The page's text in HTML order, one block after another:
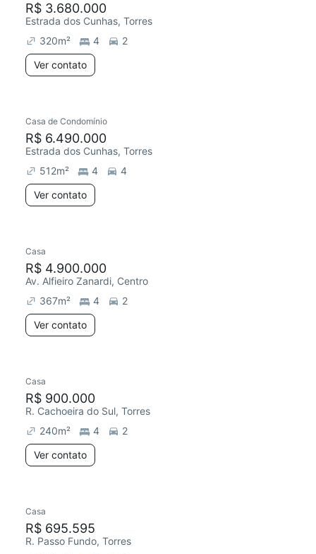
R$ 3.680.000
Estrada dos Cunhas, Torres
320m² 4
2
Ver contato
Casa de Condomínio
R$ 6.490.000
Estrada dos Cunhas, Torres
512m² 4
4
Ver contato
Casa
R$ 4.900.000
Av. Alfieiro Zanardi, Centro
367m² 4
2
Ver contato
Casa
R$ 900.000
R. Cachoeira do Sul, Torres
240m² 4
2
Ver contato
Casa
R$ 695.595
R. Passo Fundo, Torres